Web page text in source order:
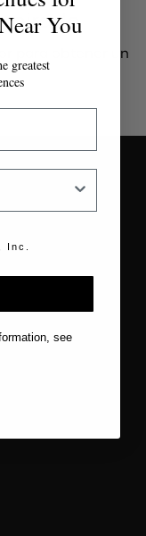
para obtener un
You
greatest
Inc.
see